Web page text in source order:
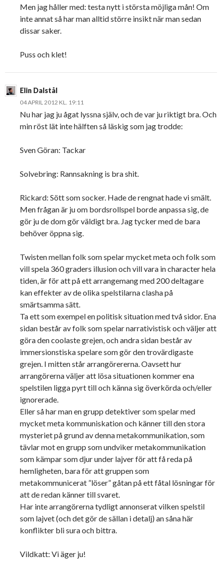
Men jag håller med: testa nytt i största möjliga mån! Om
inte annat så har man alltid större insikt när man sedan
dissar saker.
Puss och klet!
Elin Dalstål
04 APRIL 2012 KL. 19:11
Nu har jag ju ågat lyssna själv, och de var ju riktigt bra. Och
min röst lät inte hälften så läskig som jag trodde:
Sven Göran: Tackar
Solvebring: Rannsakning is bra shit.
Rickard: Sött som socker. Hade de rengnat hade vi smält.
Men frågan är ju om bordsrollspel borde anpassa sig, de
gör ju de dom gör väldigt bra. Jag tycker med de bara
behöver öppna sig.
Twisten mellan folk som spelar mycket meta och folk som
vill spela 360 graders illusion och vill vara in character hela
tiden, är för att på ett arrangemang med 200 deltagare
kan effekter av de olika spelstilarna clasha på
smärtsamma sätt.
Ta ett som exempel en politisk situation med två sidor. Ena
sidan består av folk som spelar narrativistisk och väljer att
göra den coolaste grejen, och andra sidan består av
immersionstiska spelare som gör den trovärdigaste
grejen. I mitten står arrangörererna. Oavsett hur
arrangörerna väljer att lösa situationen kommer ena
spelstilen ligga pyrt till och känna sig överkörda och/eller
ignorerade.
Eller så har man en grupp detektiver som spelar med
mycket meta kommuniskation och känner till den stora
mysteriet på grund av denna metakommunikation, som
tävlar mot en grupp som undviker metakommunikation
som kämpar som djur under lajver för att få reda på
hemligheten, bara för att gruppen som
metakommunicerat ”löser” gåtan på ett fåtal lösningar för
att de redan känner till svaret.
Har inte arrangörerna tydligt annonserat vilken spelstil
som lajvet (och det gör de sällan i detalj) an såna här
konflikter bli sura och bittra.
Vildkatt: Vi äger ju!